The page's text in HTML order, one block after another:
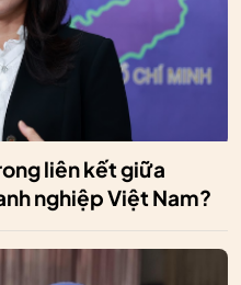
liên kết giữa
nghiệp Việt Nam?